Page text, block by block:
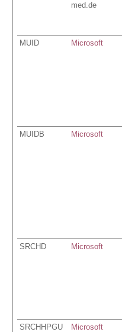
med.de
MUID Microsoft
MUIDB Microsoft
SRCHD Microsoft
SRCHHPGU
Microsoft